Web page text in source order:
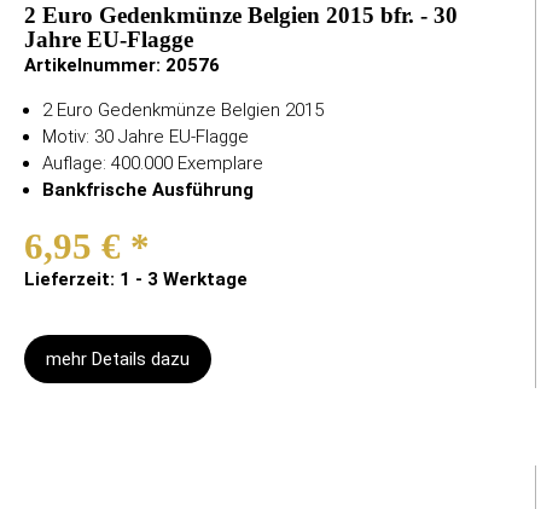
2 Euro Gedenkmünze Belgien 2015 bfr. - 30
Jahre EU-Flagge
Artikelnummer: 20576
2 Euro Gedenkmünze Belgien 2015
Motiv: 30 Jahre EU-Flagge
Auflage: 400.000 Exemplare
Bankfrische Ausführung
6,95 € *
Lieferzeit: 1 - 3 Werktage
mehr Details dazu